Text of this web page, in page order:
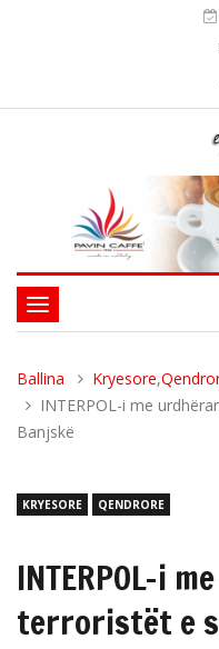
Toggle
navigation
Ballina Kryesore,
INTERPOL-i me
Banjskë
KRYESORE QENDRORE
INTERPOL-i
terroristët e